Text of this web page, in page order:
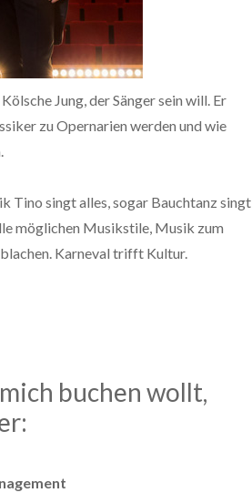
Jung, der Sänger sein will. Er
zu Opernarien werden und wie
Tino singt alles, sogar Bauchtanz singt
möglichen Musikstile, Musik zum
Karneval trifft Kultur.
buchen wollt,